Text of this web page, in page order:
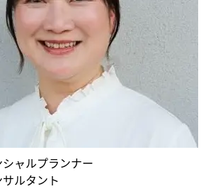
ャルプランナー
ルタント